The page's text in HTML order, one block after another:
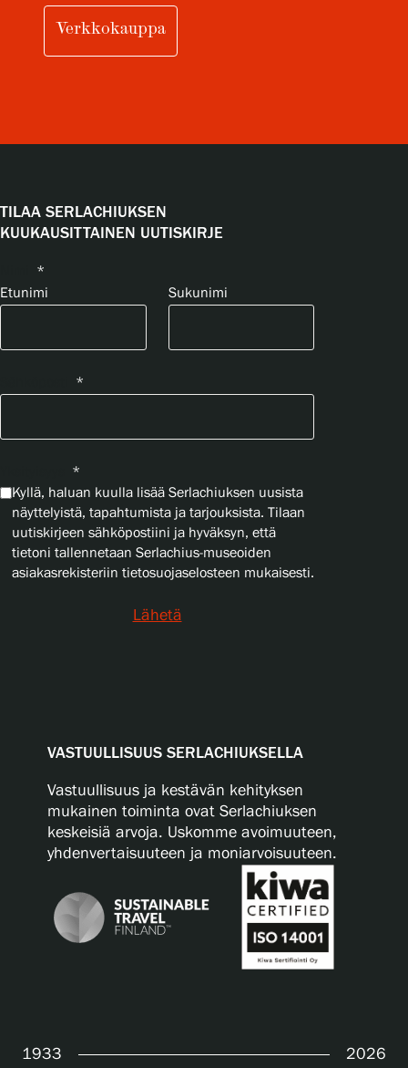
Verkkokauppa
TILAA SERLACHIUKSEN
KUUKAUSITTAINEN UUTISKIRJE
*
Etunimi
Sukunimi
*
*
Kyllä, haluan kuulla lisää Serlachiuksen uusista
näyttelyistä, tapahtumista ja tarjouksista. Tilaan
uutiskirjeen sähköpostiini ja hyväksyn, että
tietoni tallennetaan Serlachius-museoiden
asiakasrekisteriin tietosuojaselosteen mukaisesti.
Lähetä
VASTUULLISUUS SERLACHIUKSELLA
Vastuullisuus ja kestävän kehityksen
mukainen toiminta ovat Serlachiuksen
keskeisiä arvoja. Uskomme avoimuuteen,
yhdenvertaisuuteen ja moniarvoisuuteen.
1933 2026